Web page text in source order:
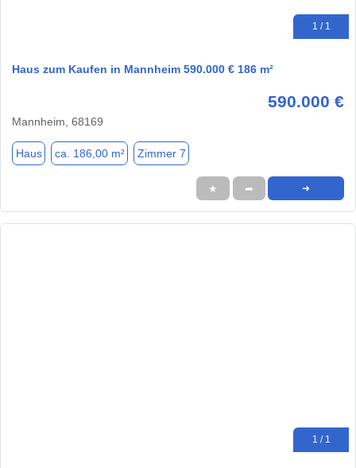
1 / 1
Haus zum Kaufen in Mannheim 590.000 € 186 m²
590.000 €
Mannheim, 68169
Haus ca. 186,00 m² Zimmer 7
★ ➦ ➜
1 / 1